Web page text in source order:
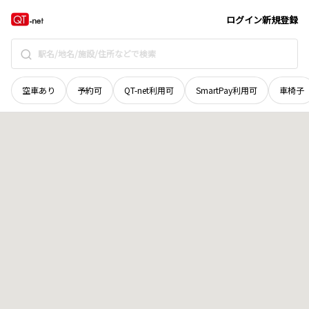
ログイン新規登録
空車あり 予約可 QT-net利用可 SmartPay利用可 車椅子
徳島県